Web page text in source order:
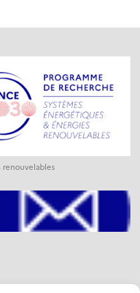
renouvelables